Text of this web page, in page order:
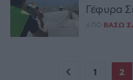
Γέφυρα
ΑΠΌ ΒΆΣΩ
1 2